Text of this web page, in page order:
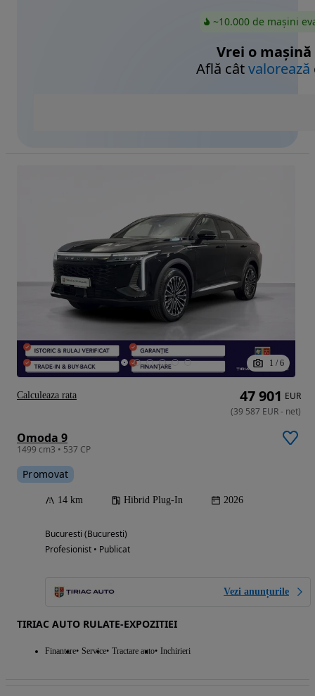
~10.000 de mașini
Vrei o mașină
Află câtvalorează
1 / 6
Omoda 9
1499 cm3 • 537 CP
Promovat
14 km Hibrid Plug-In 2026
Bucuresti (Bucuresti)
Profesionist • Publicat
Vezi anunțurile
TIRIAC AUTO RULATE-EXPOZITIEI
Finantare Service Tractare auto Inchirieri
47 901 EUR
(39 587 EUR- net)
Calculeaza rata